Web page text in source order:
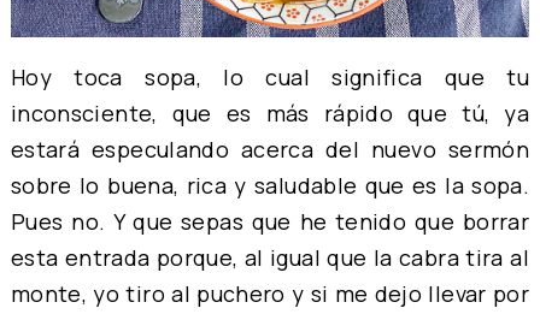
Hoy toca sopa, lo cual significa que tu
inconsciente, que es más rápido que tú, ya
estará especulando acerca del nuevo sermón
sobre lo buena, rica y saludable que es la sopa.
Pues no. Y que sepas que he tenido que borrar
esta entrada porque, al igual que la cabra tira al
monte, yo tiro al puchero y si me dejo llevar por